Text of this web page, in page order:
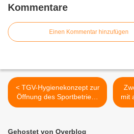
Kommentare
Einen Kommentar hinzufügen
< TGV-Hygienekonzept zur
Öffnung des Sportbetriebs
ab 15. Juni in
mit
Gehostet von Overblog